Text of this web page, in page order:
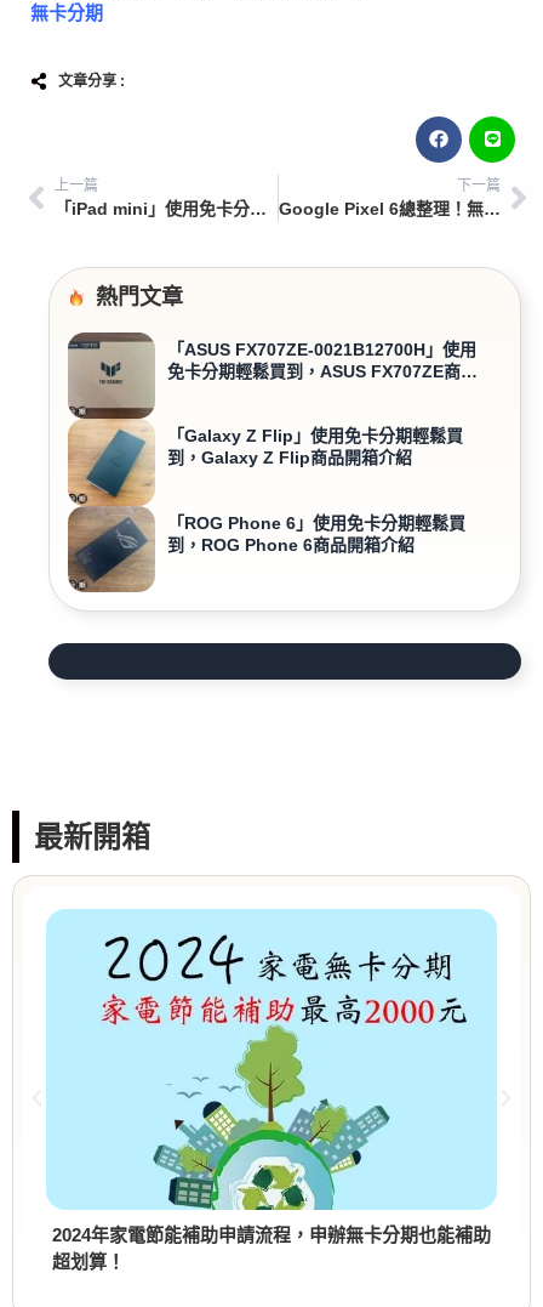
無卡分期
文章分享 :
上一篇
「iPad mini」使用免卡分期輕鬆買到，iPad mini商品開箱介紹
下一篇
Google Pixel 6總整理！無卡分期消費新方式，選「這裡」最划算！
熱門文章
「ASUS FX707ZE-0021B12700H」使用
免卡分期輕鬆買到，ASUS FX707ZE商品
「Galaxy Z Flip」使用免卡分期輕鬆買
到，Galaxy Z Flip商品開箱介紹
「ROG Phone 6」使用免卡分期輕鬆買
到，ROG Phone 6商品開箱介紹
最新開箱
2024年家電節能補助申請流程，申辦無卡分期也能補助
超划算！